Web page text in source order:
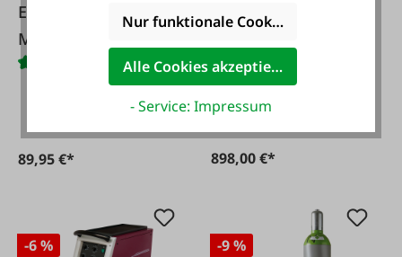
Elmag Ladegerät
Multicharger 14120
89,95 €*
Elmag
Industrie HD15
898,00 €*
-6 % -9 %
Nur funktionale Cookies akzeptieren
Alle Cookies akzeptieren
- Service: Impressum